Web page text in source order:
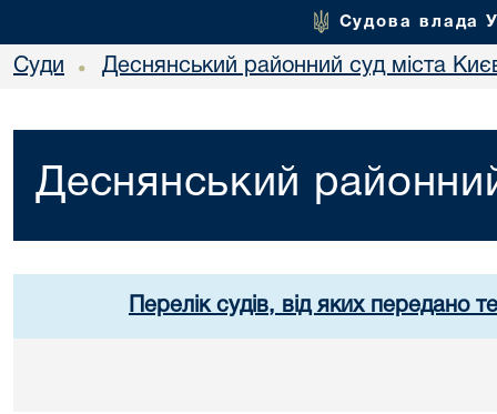
Судова влада
Суди • Деснянський районний суд міста
Деснянський
Перелік судів, від яких передано